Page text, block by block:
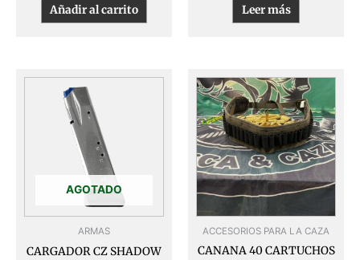
Añadir al carrito Leer más
AGOTADO
ARMAS
CARGADOR CZ SHADOW
ACCESORIOS PARA LA CAZA
CANANA 40 CARTUCHOS